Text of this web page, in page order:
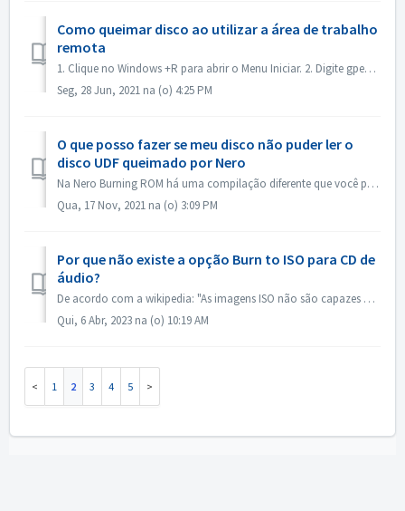
Como queimar disco ao utilizar a área de trabalho
remota
1. Clique no Windows +R para abrir o Menu Iniciar. 2. Digite gpedit.msc na caixa de busca e pressione a tecla [Enter] em seu teclado. Isto abrirá o Editor ...
Seg, 28 Jun, 2021 na (o) 4:25 PM
O que posso fazer se meu disco não puder ler o
disco UDF queimado por Nero
Na Nero Burning ROM há uma compilação diferente que você pode escolher. Se você queimou um disco UDF, mas a compatibilidade de seu disco e UDF não é tão b...
Qua, 17 Nov, 2021 na (o) 3:09 PM
Por que não existe a opção Burn to ISO para CD de
áudio?
De acordo com a wikipedia: "As imagens ISO não são capazes de armazenar e recriar discos CD-Audio, devido ao fato de que os discos CD-Audio não utiliz...
Qui, 6 Abr, 2023 na (o) 10:19 AM
1 2 3 4 5